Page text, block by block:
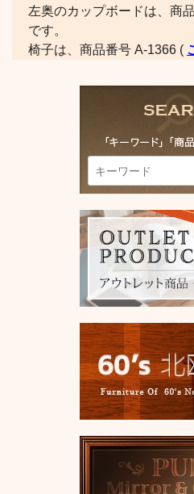
左奥のカップボードは、商
です。
椅子は、商品番号 A-1366 (